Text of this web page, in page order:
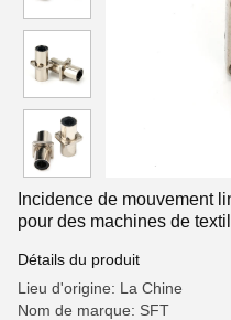
Incidence de mouvement
pour des machines de
Détails du produit
Lieu d'origine: La Chine
Nom de marque: SFT